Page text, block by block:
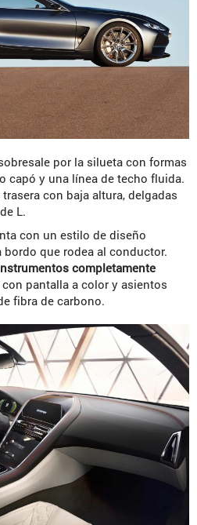
por la silueta con formas
capó y una línea de techo fluida.
con baja altura, delgadas
L.
con un estilo de diseño
bordo que rodea al conductor.
completamente
pantalla a color y asientos
fibra de carbono.